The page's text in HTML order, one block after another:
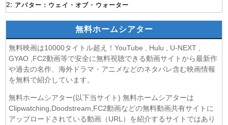
(07/08)追放された転生重騎士はゲーム知識で無双する 第6話
一緒にごはんをたべるだけ 第6話
夫に不倫をお願いされました 第5話
(06/08)親愛なる夫へ〜完璧な妻の嘘〜 第6話
(06/08)落第賢者の学院無双〜二度目の転生、Sランクチート魔術
師冒険録〜 第7話
(06/08)メビウス・ダスト 第5話
(06/08) バンドリ！ ゆめ∞みた 第8話
(06/08)心配無用ノ介 天下御免 第4話
(06/08) ラストノート 第5話
2: アバター：ウェイ・オブ・ウォーター
無料ホームシアター
無料映画は10000タイトル超え！YouTube , Hulu , U-NEXT ,
GYAO ,FC2動画等で安全に無料視聴できる動画サイトから最新作
や過去の名作、海外ドラマ・アニメなどのネタバレ含む映画情報
を無料で紹介しています。
無料ホームシアター(以下当サイト) 無料ホームシアターは
Clipwatching,Doodstream,FC2動画などの無料動画共有サイトに
アップロードされている動画（URL）を紹介するサイトではあり